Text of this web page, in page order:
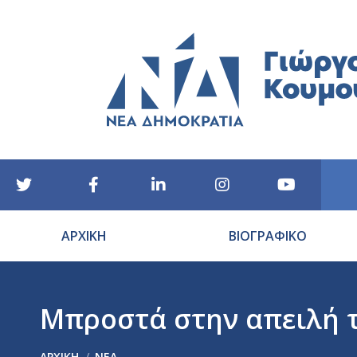
ΑΡΧΙΚΗ ΒΙΟΓΡΑΦΙΚΟ
Μπροστά στην απειλή